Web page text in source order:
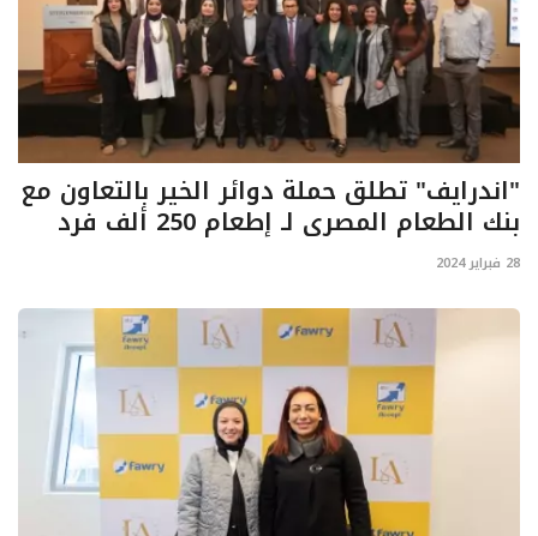
أخبار مصر
اقتصاد وأموال
طاقة
غاز
اتصالات وتكنولوجيا
فيديو وتوك شو
"اندرايف" تطلق حملة دوائر الخير بالتعاون مع
بنك الطعام المصرى لـ إطعام 250 ألف فرد
28 فبراير 2024